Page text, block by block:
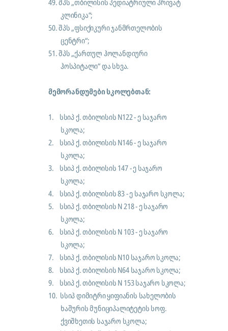
49. შპს „თბილისის პედიატრიული პრივატ
კლინიკა“;
50. შპს „ფსიქიკური ჯანმრთელობის
ცენტრი“;
51. შპს „ქართულ ჰოლანდიური
ჰოსპიტალი“და სხვა.
მემორანდუმები სკოლებთან:
1. სსიპ ქ. თბილისის N122 - ე საჯარო
სკოლა;
2. სსიპ ქ. თბილისის N146-ე საჯარო
სკოლა;
3. სსიპ ქ. თბილისის 147 - ე საჯარო
სკოლა;
4. სსიპ ქ. თბილისის 83-ე საჯარო სკოლა;
5. სსიპ ქ. თბილისის N 218 - ე საჯარო
სკოლა;
6. სსიპ ქ. თბილისის N 103 - ე საჯარო
სკოლა;
7. სსიპ ქ. თბილისის N10 საჯარო სკოლა;
8. სსიპ ქ. თბილისის N64 საჯარო სკოლა;
9. სსიპ ქ. თბილისის N 153 საჯარო სკოლა;
10. სსიპ დიმიტრი ყიფიანის სახელობის
ხაშურის მუნიციპალიტეტის სოფ.
ქვიშხეთის საჯარო სკოლა;